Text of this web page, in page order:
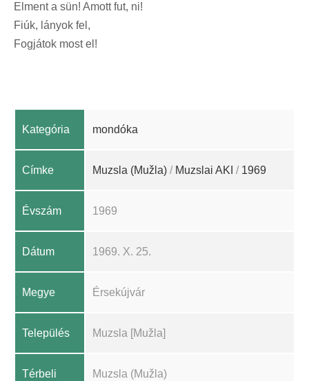
Elment a sün! Amott fut, ni!
Fiúk, lányok fel,
Fogjátok most el!
Kategória mondóka
Címke Muzsla (Mužla) / Muzslai AKI / 1969
Évszám 1969
Dátum 1969. X. 25.
Megye Érsekújvár
Település Muzsla [Mužla]
Térbeli
Muzsla (Mužla)